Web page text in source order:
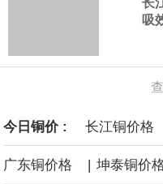
数据等功能，并支
英国7月服务业PMI
吸
今日铜价 : 长江铜价格
广东铜价格 | 坤泰铜价